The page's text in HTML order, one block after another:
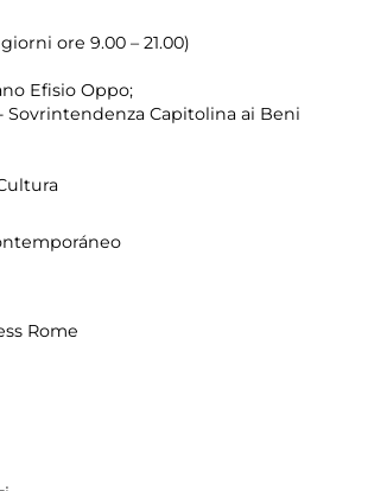
ore 9.00 – 21.00)
Efisio Oppo;
Sovrintendenza Capitolina ai Beni
Rome